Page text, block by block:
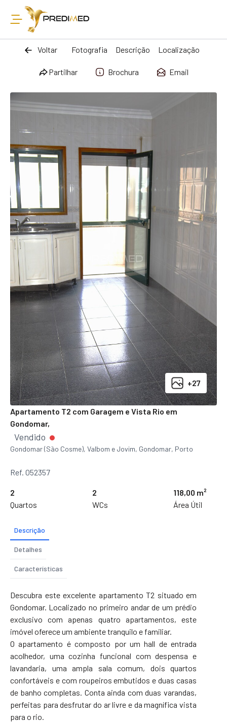
Voltar Fotografia Descrição Localização
Partilhar Brochura Email
+27
Apartamento T2 com Garagem e Vista Rio em
Gondomar,
Vendido
Gondomar (São Cosme), Valbom e Jovim, Gondomar, Porto
Ref. 052357
2
Quartos
2
WCs
118,00 m²
Área Útil
Descrição
Detalhes
Características
Descubra este excelente apartamento T2 situado em
Gondomar. Localizado no primeiro andar de um prédio
exclusivo com apenas quatro apartamentos, este
imóvel oferece um ambiente tranquilo e familiar.
O apartamento é composto por um hall de entrada
acolhedor, uma cozinha funcional com despensa e
lavandaria, uma ampla sala comum, dois quartos
confortáveis e com roupeiros embutidos e duas casas
de banho completas. Conta ainda com duas varandas,
perfeitas para desfrutar do ar livre e da magnífica vista
para o rio.